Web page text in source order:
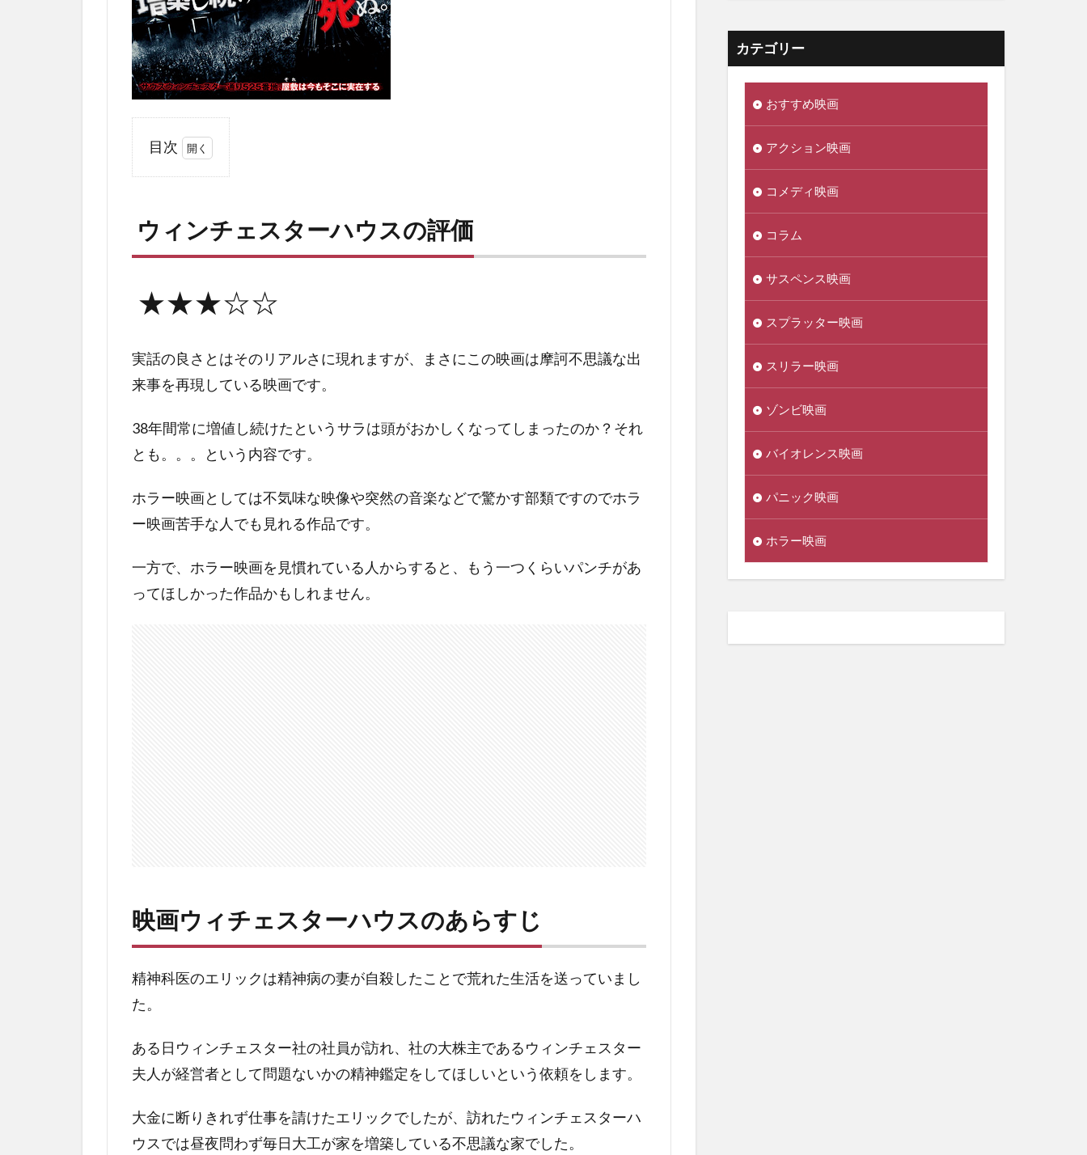
目次
ン
タ
ウ
ス
価
2
画
ウ
チ
ェ
ス
映
ィ
チ
ス
タ
ハ
ウ
ス
ウィンチェスターハウスの評価
★★★☆☆
実話の良さとはそのリアルさに現れますが、まさにこの映画は摩訶不思議な出
来事を再現している映画です。
38年間常に増値し続けたというサラは頭がおかしくなってしまったのか？それ
とも。。。という内容です。
ホラー映画としては不気味な映像や突然の音楽などで驚かす部類ですのでホラ
ー映画苦手な人でも見れる作品です。
一方で、ホラー映画を見慣れている人からすると、もう一つくらいパンチがあ
ってほしかった作品かもしれません。
映画ウィチェスターハウスのあらすじ
精神科医のエリックは精神病の妻が自殺したことで荒れた生活を送っていまし
た。
ある日ウィンチェスター社の社員が訪れ、社の大株主であるウィンチェスター
夫人が経営者として問題ないかの精神鑑定をしてほしいという依頼をします。
大金に断りきれず仕事を請けたエリックでしたが、訪れたウィンチェスターハ
ウスでは昼夜問わず毎日大工が家を増築している不思議な家でした。
カテゴリー
おすすめ映画
アクション映画
コメディ映画
コラム
サスペンス映画
スプラッター映画
スリラー映画
ゾンビ映画
バイオレンス映画
パニック映画
ホラー映画